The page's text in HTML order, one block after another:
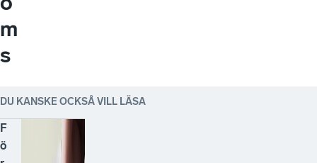
m
s
DU KANSKE OCKSÅ VILL LÄSA
F
ö